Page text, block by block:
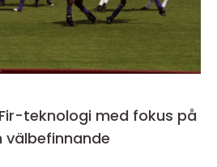
teknologi med fokus på
välbefinnande